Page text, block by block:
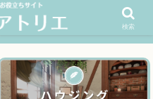
ぽん子のアトリエを応援 >> 検索